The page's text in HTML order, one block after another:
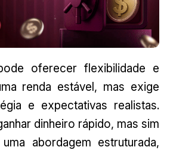
oferecer flexibilidade e
renda estável, mas exige
e expectativas realistas.
dinheiro rápido, mas sim
abordagem estruturada,